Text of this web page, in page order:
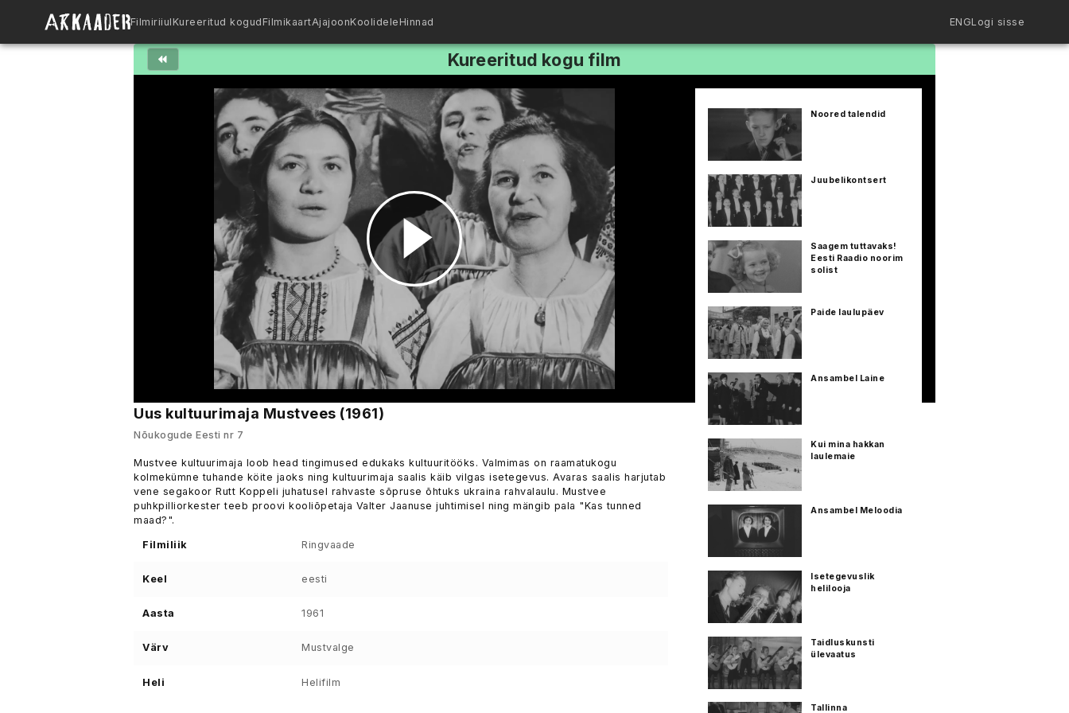
Filmiriiul Kureeritud kogud FilmikaartAjajoonKoolidele Hinnad ENGLogi sisse
Kureeritud kogu film
Esita
video
Uus kultuurimaja Mustvees (1961)
Nõukogude Eesti nr 7
Mustvee kultuurimaja loob head tingimused edukaks kultuuritööks. Valmimas on raamatukogu
kolmekümne tuhande köite jaoks ning kultuurimaja saalis käib vilgas isetegevus. Avaras saalis harjutab
vene segakoor Rutt Koppeli juhatusel rahvaste sõpruse õhtuks ukraina rahvalaulu. Mustvee
puhkpilliorkester teeb proovi kooliõpetaja Valter Jaanuse juhtimisel ning mängib pala "Kas tunned
maad?".
Filmiliik Ringvaade
Keel eesti
Aasta 1961
Värv Mustvalge
Heli Helifilm
Noored talendid
Juubelikontsert
Saagem tuttavaks!
Eesti Raadio noorim
solist
Paide laulupäev
Ansambel Laine
Kui mina hakkan
laulemaie
Ansambel Meloodia
Isetegevuslik
helilooja
Taidluskunsti
ülevaatus
Tallinna